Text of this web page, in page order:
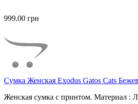
999.00 грн
Сумка Женская Exodus Gatos Cats
Женская сумка с принтом. Материал :